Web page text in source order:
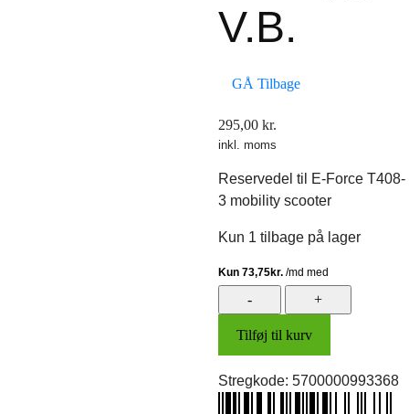
V.B.
GÅ Tilbage
295,00 kr.
inkl. moms
Reservedel til E-Force T408-
3 mobility scooter
Kun 1 tilbage på lager
Blinklygte
V.B.
antal
Tilføj til kurv
Stregkode: 5700000993368